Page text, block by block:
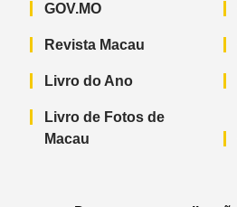
GOV.MO
Revista Macau
Livro do Ano
Livro de Fotos de
Macau